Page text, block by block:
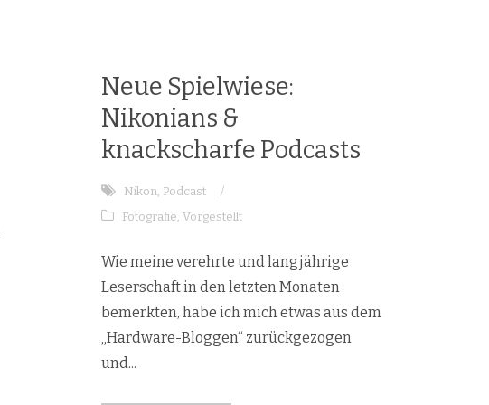
Neue Spielwiese:
Nikonians &
knackscharfe Podcasts
Nikon, Podcast
/
Fotografie, Vorgestellt
Wie meine verehrte und langjährige
Leserschaft in den letzten Monaten
bemerkten, habe ich mich etwas aus dem
„Hardware-Bloggen“ zurückgezogen
und...